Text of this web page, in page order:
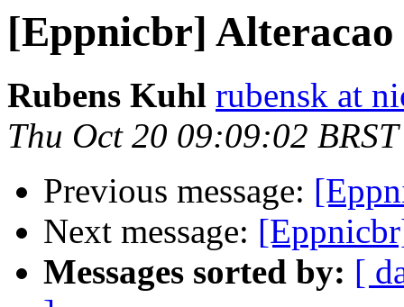
[Eppnicbr] Alteracao
Rubens Kuhl rubensk at
Thu Oct 20 09:09:02
Previous message:
Next message:
Messages sorted by: [